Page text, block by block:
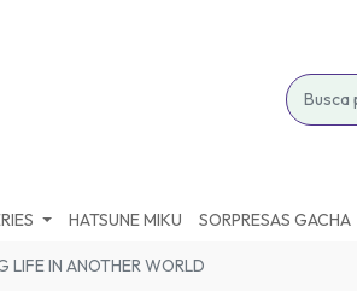
HATSUNE MIKU SORPRESAS GACHA
LIFE IN ANOTHER WORLD